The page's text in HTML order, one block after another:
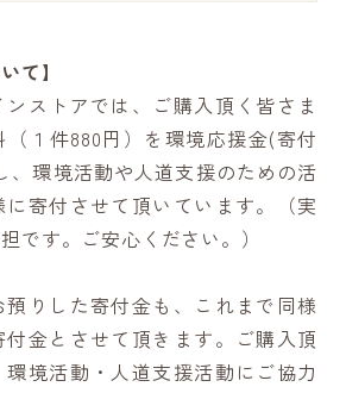
て】
ストアでは、ご購入頂く皆さま
（１件880円）を環境応援金(寄付
、環境活動や人道支援のための活
寄付させて頂いています。（実
です。ご安心ください。）
りした寄付金も、これまで同様
付金とさせて頂きます。ご購入頂
境活動・人道支援活動にご協力